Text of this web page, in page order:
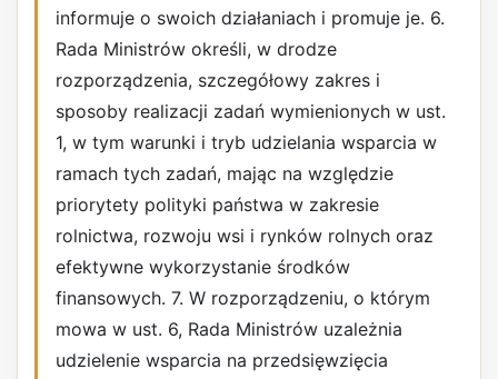
informuje o swoich działaniach i promuje je. 6.
Rada Ministrów określi, w drodze
rozporządzenia, szczegółowy zakres i
sposoby realizacji zadań wymienionych w ust.
1, w tym warunki i tryb udzielania wsparcia w
ramach tych zadań, mając na względzie
priorytety polityki państwa w zakresie
rolnictwa, rozwoju wsi i rynków rolnych oraz
efektywne wykorzystanie środków
finansowych. 7. W rozporządzeniu, o którym
mowa w ust. 6, Rada Ministrów uzależnia
udzielenie wsparcia na przedsięwzięcia